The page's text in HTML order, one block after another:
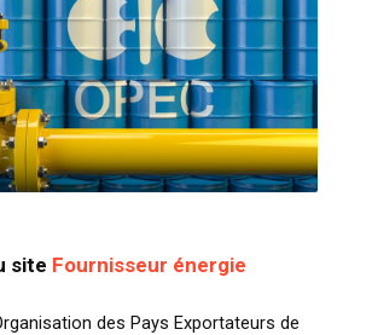
site Fournisseur énergie
des Pays Exportateurs de